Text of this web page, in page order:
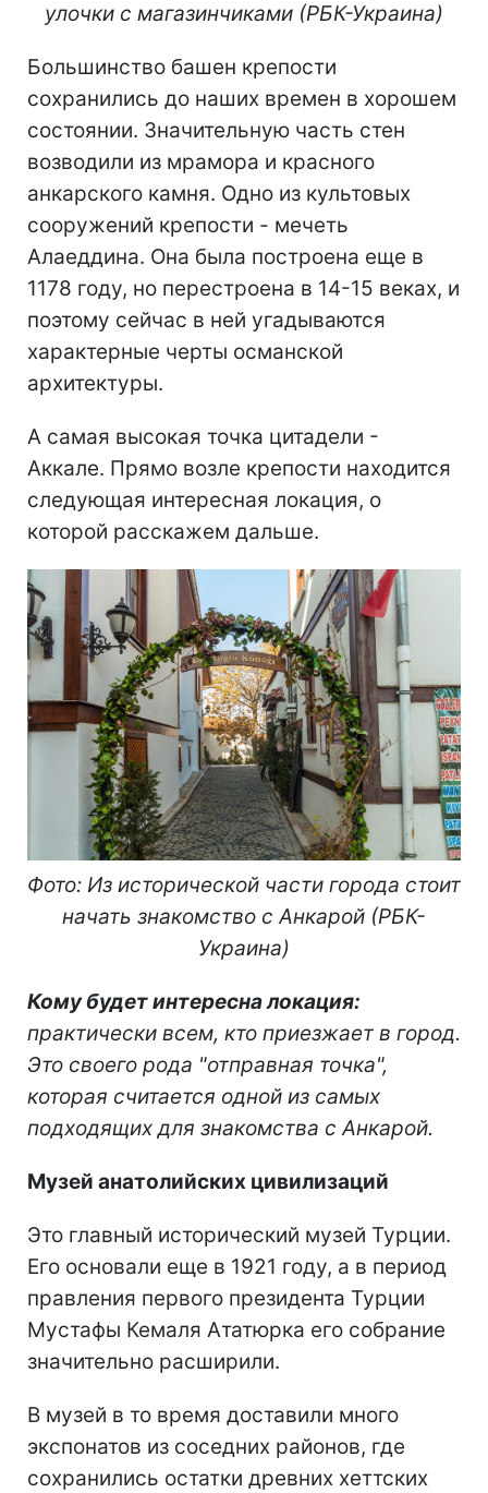
улочки с магазинчиками (РБК-Украина)
Большинство башен крепости
сохранились до наших времен в хорошем
состоянии. Значительную часть стен
возводили из мрамора и красного
анкарского камня. Одно из культовых
сооружений крепости - мечеть
Алаеддина. Она была построена еще в
1178 году, но перестроена в 14-15 веках, и
поэтому сейчас в ней угадываются
характерные черты османской
архитектуры.
А самая высокая точка цитадели -
Аккале. Прямо возле крепости находится
следующая интересная локация, о
которой расскажем дальше.
Фото: Из исторической части города стоит
начать знакомство с Анкарой (РБК-
Украина)
Кому будет интересна локация:
практически всем, кто приезжает в город.
Это своего рода "отправная точка",
которая считается одной из самых
подходящих для знакомства с Анкарой.
Музей анатолийских цивилизаций
Это главный исторический музей Турции.
Его основали еще в 1921 году, а в период
правления первого президента Турции
Мустафы Кемаля Ататюрка его собрание
значительно расширили.
В музей в то время доставили много
экспонатов из соседних районов, где
сохранились остатки древних хеттских